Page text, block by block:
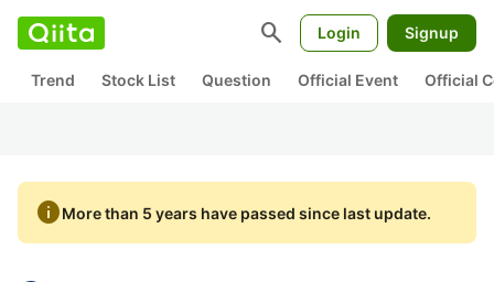
search Login Signup
Trend Stock List Question Official Event Official
infoMore than 5 years have passed since last update.